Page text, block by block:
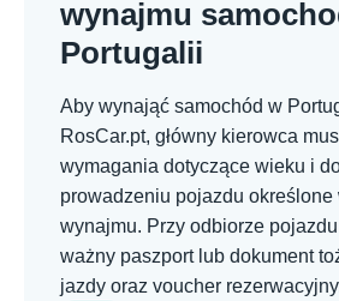
wynajmu
Portugalii
Aby wynająć samochód w
RosCar.pt, główny kierowca
wymagania dotyczące wieku i
prowadzeniu pojazdu określone
wynajmu. Przy odbiorze
ważny paszport lub dokument
jazdy oraz voucher